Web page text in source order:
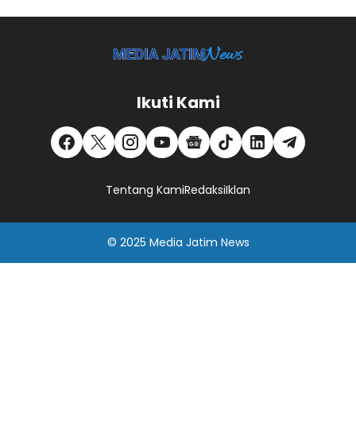
Ikuti Kami
Tentang KamiRedaksiIklan
© 2025 Media Jatim News